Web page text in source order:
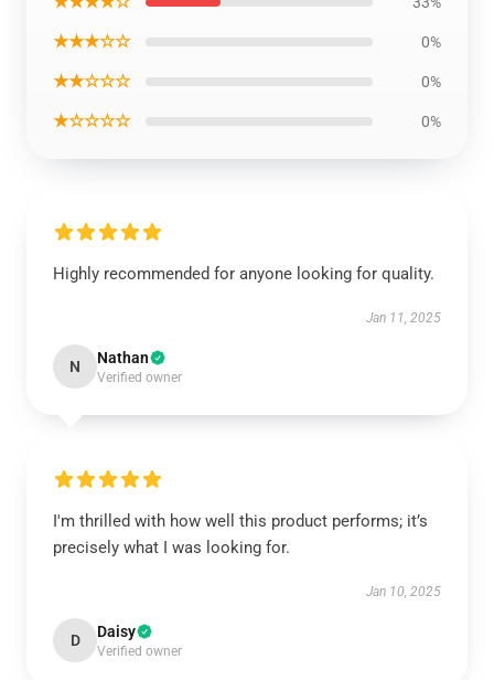
★★★☆☆ 0%
★★☆☆☆ 0%
★☆☆☆☆ 0%
Highly recommended for anyone looking for quality.
Jan 11, 2025
N Nathan
Verified owner
I'm thrilled with how well this product performs; it’s
precisely what I was looking for.
Jan 10, 2025
D Daisy
Verified owner